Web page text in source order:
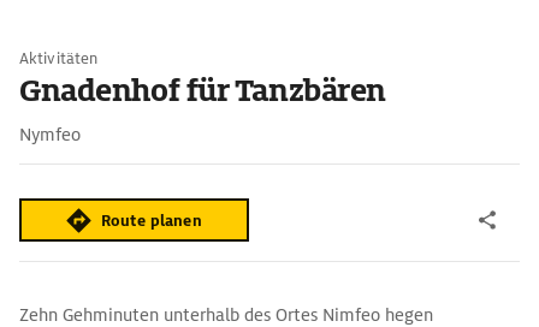
Aktivitäten
Gnadenhof für Tanzbären
Nymfeo
Route planen
Zehn Gehminuten unterhalb des Ortes Nimfeo hegen